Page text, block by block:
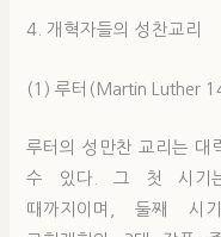
4. 개혁자들의 성찬교리
(1) 루터(Martin Luther
루터의 성만찬 교리는 대
수 있다. 그 첫 시기
때까지이며, 둘째 시